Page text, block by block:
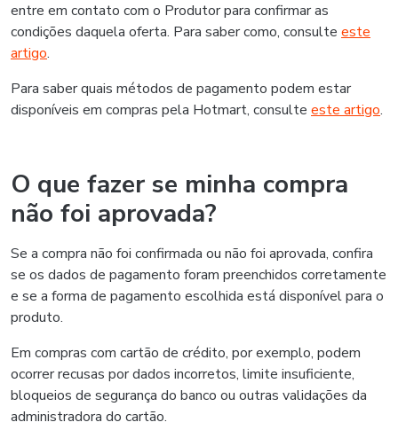
entre em contato com o Produtor para confirmar as
condições daquela oferta. Para saber como, consulte este
artigo.
Para saber quais métodos de pagamento podem estar
disponíveis em compras pela Hotmart, consulte este artigo.
O que fazer se minha compra
não foi aprovada?
Se a compra não foi confirmada ou não foi aprovada, confira
se os dados de pagamento foram preenchidos corretamente
e se a forma de pagamento escolhida está disponível para o
produto.
Em compras com cartão de crédito, por exemplo, podem
ocorrer recusas por dados incorretos, limite insuficiente,
bloqueios de segurança do banco ou outras validações da
administradora do cartão.